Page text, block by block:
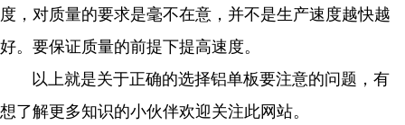
度，对质量的要求是毫不在意，并不是生产速度越快越
好。要保证质量的前提下提高速度。
以上就是关于正确的选择铝单板要注意的问题，有
想了解更多知识的小伙伴欢迎关注此网站。